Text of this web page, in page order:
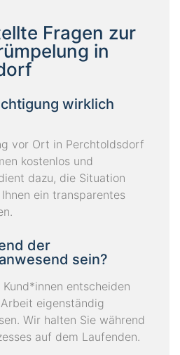
Fragen zur
in
wirklich
vor Ort in Perchtoldsdorf
kostenlos und
dazu, die Situation
ein transparentes
der
sein?
entscheiden
eigenständig
Wir halten Sie während
auf dem Laufenden.